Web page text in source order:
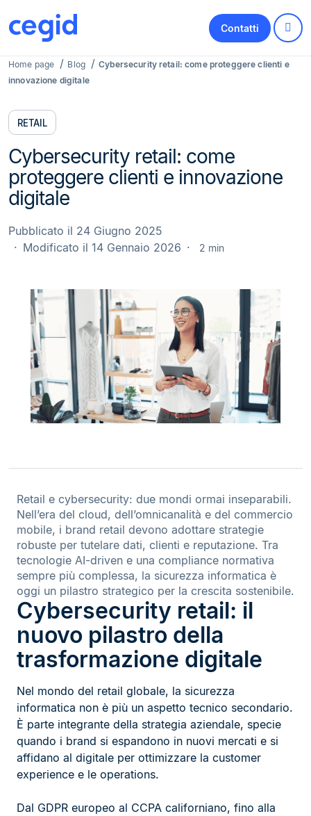
Contatti
Home page Blog
Cybersecurity retail: come proteggere clienti e
innovazione digitale
RETAIL
Cybersecurity retail: come
proteggere clienti e innovazione
digitale
Pubblicato il 24 Giugno 2025
Modificato il 14 Gennaio 2026
2 min
Retail e cybersecurity: due mondi ormai inseparabili.
Nell’era del cloud, dell’omnicanalità e del commercio
mobile, i brand retail devono adottare strategie
robuste per tutelare dati, clienti e reputazione. Tra
tecnologie AI-driven e una compliance normativa
sempre più complessa, la sicurezza informatica è
oggi un pilastro strategico per la crescita sostenibile.
Cybersecurity retail: il
nuovo pilastro della
trasformazione digitale
Nel mondo del retail globale, la sicurezza
informatica non è più un aspetto tecnico secondario.
È parte integrante della strategia aziendale, specie
quando i brand si espandono in nuovi mercati e si
affidano al digitale per ottimizzare la customer
experience e le operations.
Dal GDPR europeo al CCPA californiano, fino alla